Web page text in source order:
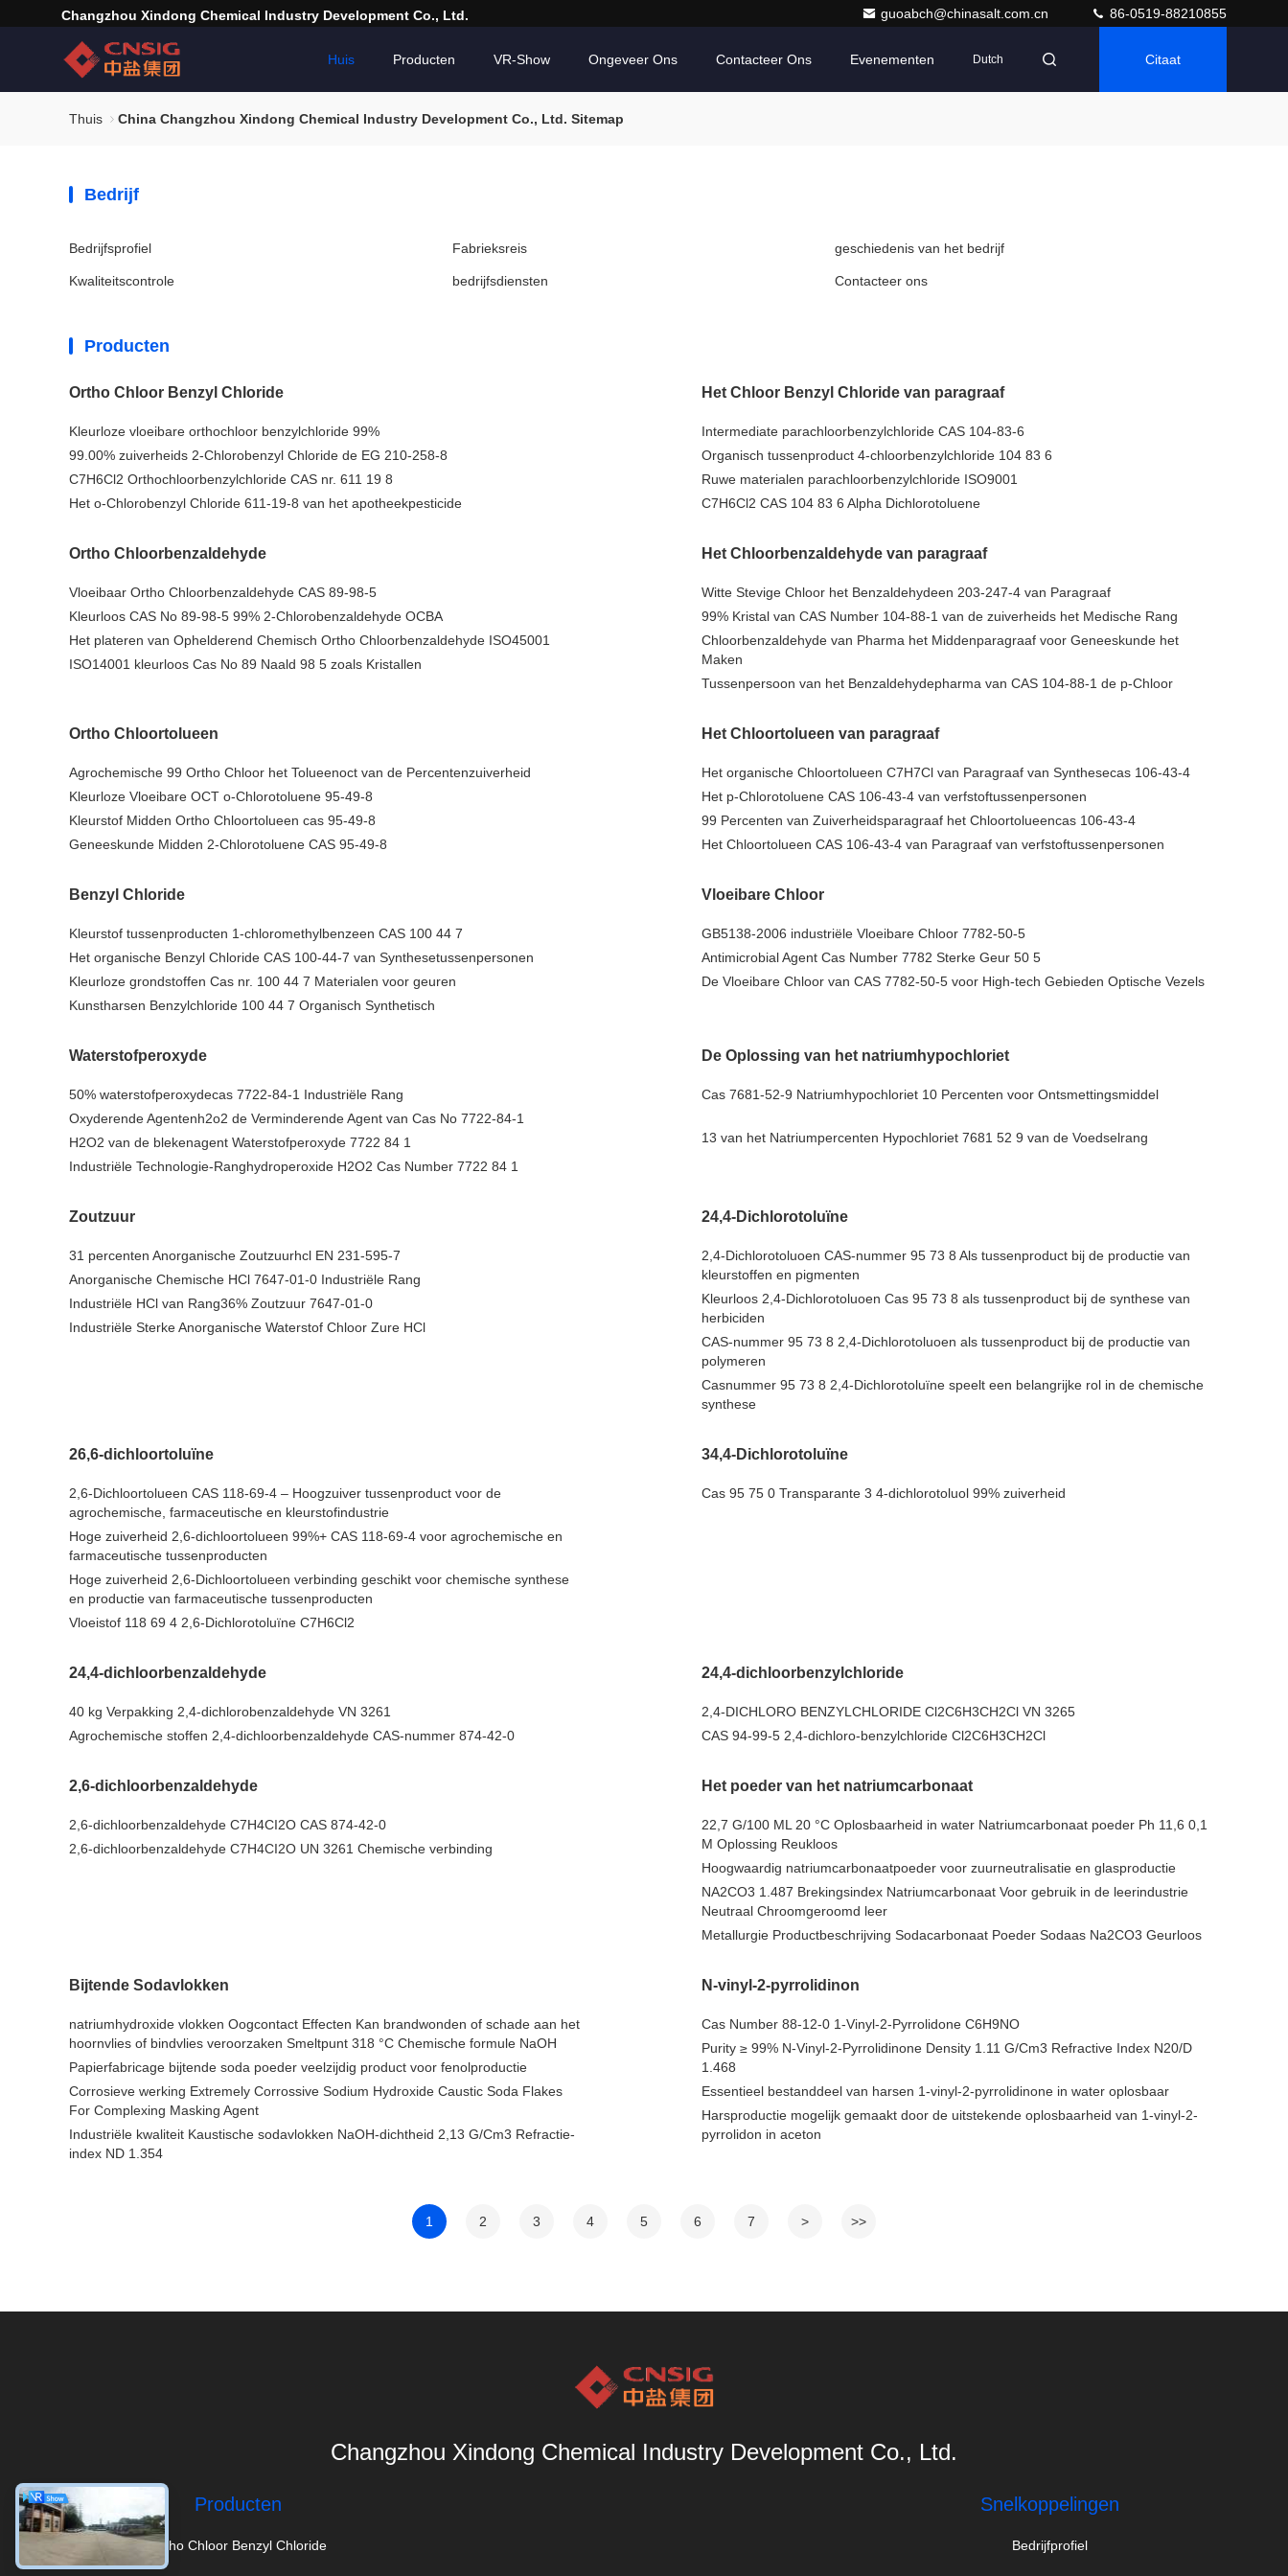
Changzhou Xindong Chemical Industry Development Co., Ltd. guoabch@chinasalt.com.cn 86-0519-88210855
Huis Producten VR-Show Ongeveer Ons Contacteer Ons Evenementen Dutch Citaat
Thuis China Changzhou Xindong Chemical Industry Development Co., Ltd. Sitemap
Bedrijf
Bedrijfsprofiel Fabrieksreis geschiedenis van het bedrijf
Kwaliteitscontrole bedrijfsdiensten Contacteer ons
Producten
Ortho Chloor Benzyl Chloride
Kleurloze vloeibare orthochloor benzylchloride 99%
99.00% zuiverheids 2-Chlorobenzyl Chloride de EG 210-258-8
C7H6Cl2 Orthochloorbenzylchloride CAS nr. 611 19 8
Het o-Chlorobenzyl Chloride 611-19-8 van het apotheekpesticide
Het Chloor Benzyl Chloride van paragraaf
Intermediate parachloorbenzylchloride CAS 104-83-6
Organisch tussenproduct 4-chloorbenzylchloride 104 83 6
Ruwe materialen parachloorbenzylchloride ISO9001
C7H6Cl2 CAS 104 83 6 Alpha Dichlorotoluene
Ortho Chloorbenzaldehyde
Vloeibaar Ortho Chloorbenzaldehyde CAS 89-98-5
Kleurloos CAS No 89-98-5 99% 2-Chlorobenzaldehyde OCBA
Het plateren van Ophelderend Chemisch Ortho Chloorbenzaldehyde ISO45001
ISO14001 kleurloos Cas No 89 Naald 98 5 zoals Kristallen
Het Chloorbenzaldehyde van paragraaf
Witte Stevige Chloor het Benzaldehydeen 203-247-4 van Paragraaf
99% Kristal van CAS Number 104-88-1 van de zuiverheids het Medische Rang
Chloorbenzaldehyde van Pharma het Middenparagraaf voor Geneeskunde het
Maken
Tussenpersoon van het Benzaldehydepharma van CAS 104-88-1 de p-Chloor
Ortho Chloortolueen
Agrochemische 99 Ortho Chloor het Tolueenoct van de Percentenzuiverheid
Kleurloze Vloeibare OCT o-Chlorotoluene 95-49-8
Kleurstof Midden Ortho Chloortolueen cas 95-49-8
Geneeskunde Midden 2-Chlorotoluene CAS 95-49-8
Het Chloortolueen van paragraaf
Het organische Chloortolueen C7H7Cl van Paragraaf van Synthesecas 106-43-4
Het p-Chlorotoluene CAS 106-43-4 van verfstoftussenpersonen
99 Percenten van Zuiverheidsparagraaf het Chloortolueencas 106-43-4
Het Chloortolueen CAS 106-43-4 van Paragraaf van verfstoftussenpersonen
Benzyl Chloride
Kleurstof tussenproducten 1-chloromethylbenzeen CAS 100 44 7
Het organische Benzyl Chloride CAS 100-44-7 van Synthesetussenpersonen
Kleurloze grondstoffen Cas nr. 100 44 7 Materialen voor geuren
Kunstharsen Benzylchloride 100 44 7 Organisch Synthetisch
Vloeibare Chloor
GB5138-2006 industriële Vloeibare Chloor 7782-50-5
Antimicrobial Agent Cas Number 7782 Sterke Geur 50 5
De Vloeibare Chloor van CAS 7782-50-5 voor High-tech Gebieden Optische Vezels
Waterstofperoxyde
50% waterstofperoxydecas 7722-84-1 Industriële Rang
Oxyderende Agentenh2o2 de Verminderende Agent van Cas No 7722-84-1
H2O2 van de blekenagent Waterstofperoxyde 7722 84 1
Industriële Technologie-Ranghydroperoxide H2O2 Cas Number 7722 84 1
De Oplossing van het natriumhypochloriet
Cas 7681-52-9 Natriumhypochloriet 10 Percenten voor Ontsmettingsmiddel
13 van het Natriumpercenten Hypochloriet 7681 52 9 van de Voedselrang
Zoutzuur
31 percenten Anorganische Zoutzuurhcl EN 231-595-7
Anorganische Chemische HCl 7647-01-0 Industriële Rang
Industriële HCl van Rang36% Zoutzuur 7647-01-0
Industriële Sterke Anorganische Waterstof Chloor Zure HCl
24,4-Dichlorotoluïne
2,4-Dichlorotoluoen CAS-nummer 95 73 8 Als tussenproduct bij de productie van
kleurstoffen en pigmenten
Kleurloos 2,4-Dichlorotoluoen Cas 95 73 8 als tussenproduct bij de synthese van
herbiciden
CAS-nummer 95 73 8 2,4-Dichlorotoluoen als tussenproduct bij de productie van
polymeren
Casnummer 95 73 8 2,4-Dichlorotoluïne speelt een belangrijke rol in de chemische
synthese
26,6-dichloortoluïne
2,6-Dichloortolueen CAS 118-69-4 – Hoogzuiver tussenproduct voor de
agrochemische, farmaceutische en kleurstofindustrie
Hoge zuiverheid 2,6-dichloortolueen 99%+ CAS 118-69-4 voor agrochemische en
farmaceutische tussenproducten
Hoge zuiverheid 2,6-Dichloortolueen verbinding geschikt voor chemische synthese
en productie van farmaceutische tussenproducten
Vloeistof 118 69 4 2,6-Dichlorotoluïne C7H6Cl2
34,4-Dichlorotoluïne
Cas 95 75 0 Transparante 3 4-dichlorotoluol 99% zuiverheid
24,4-dichloorbenzaldehyde
40 kg Verpakking 2,4-dichlorobenzaldehyde VN 3261
Agrochemische stoffen 2,4-dichloorbenzaldehyde CAS-nummer 874-42-0
24,4-dichloorbenzylchloride
2,4-DICHLORO BENZYLCHLORIDE Cl2C6H3CH2Cl VN 3265
CAS 94-99-5 2,4-dichloro-benzylchloride Cl2C6H3CH2Cl
2,6-dichloorbenzaldehyde
2,6-dichloorbenzaldehyde C7H4CI2O CAS 874-42-0
2,6-dichloorbenzaldehyde C7H4CI2O UN 3261 Chemische verbinding
Het poeder van het natriumcarbonaat
22,7 G/100 ML 20 °C Oplosbaarheid in water Natriumcarbonaat poeder Ph 11,6 0,1
M Oplossing Reukloos
Hoogwaardig natriumcarbonaatpoeder voor zuurneutralisatie en glasproductie
NA2CO3 1.487 Brekingsindex Natriumcarbonaat Voor gebruik in de leerindustrie
Neutraal Chroomgeroomd leer
Metallurgie Productbeschrijving Sodacarbonaat Poeder Sodaas Na2CO3 Geurloos
Bijtende Sodavlokken
natriumhydroxide vlokken Oogcontact Effecten Kan brandwonden of schade aan het
hoornvlies of bindvlies veroorzaken Smeltpunt 318 °C Chemische formule NaOH
Papierfabricage bijtende soda poeder veelzijdig product voor fenolproductie
Corrosieve werking Extremely Corrossive Sodium Hydroxide Caustic Soda Flakes
For Complexing Masking Agent
Industriële kwaliteit Kaustische sodavlokken NaOH-dichtheid 2,13 G/Cm3 Refractie-
index ND 1.354
N-vinyl-2-pyrrolidinon
Cas Number 88-12-0 1-Vinyl-2-Pyrrolidone C6H9NO
Purity ≥ 99% N-Vinyl-2-Pyrrolidinone Density 1.11 G/Cm3 Refractive Index N20/D
1.468
Essentieel bestanddeel van harsen 1-vinyl-2-pyrrolidinone in water oplosbaar
Harsproductie mogelijk gemaakt door de uitstekende oplosbaarheid van 1-vinyl-2-
pyrrolidon in aceton
1 2 3 4 5 6 7 > >>
Changzhou Xindong Chemical Industry Development Co., Ltd.
Producten
Ortho Chloor Benzyl Chloride
Snelkoppelingen
Bedrijfprofiel